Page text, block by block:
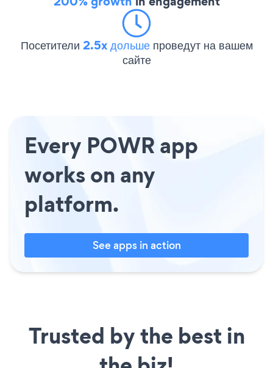
Посетители 2.5x дольше проведут на вашем
сайте
Every POWR app
works on any
platform.
See apps in action
Trusted by the best in